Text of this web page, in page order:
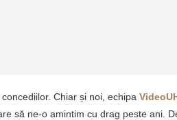
Chiar și noi, echipa
să ne-o amintim cu drag peste ani.